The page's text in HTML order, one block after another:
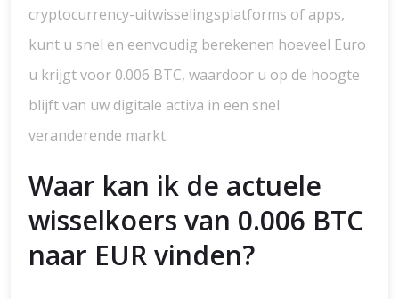
cryptocurrency-uitwisselingsplatforms of apps,
kunt u snel en eenvoudig berekenen hoeveel Euro
u krijgt voor 0.006 BTC, waardoor u op de hoogte
blijft van uw digitale activa in een snel
veranderende markt.
Waar kan ik de actuele
wisselkoers van 0.006 BTC
naar EUR vinden?